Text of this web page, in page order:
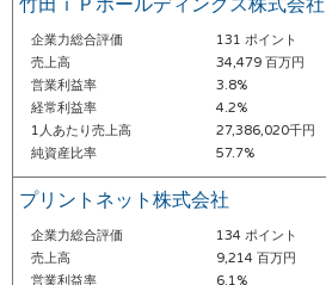
竹田ｉＰホールディングス株式会社
企業力総合評価
131 ポイント
売上高
34,479 百万円
営業利益率
3.8%
経常利益率
4.2%
1人あたり売上高
27,386,020千円
純資産比率
57.7%
プリントネット株式会社
企業力総合評価
134 ポイント
売上高
9,214 百万円
営業利益率
6.1%